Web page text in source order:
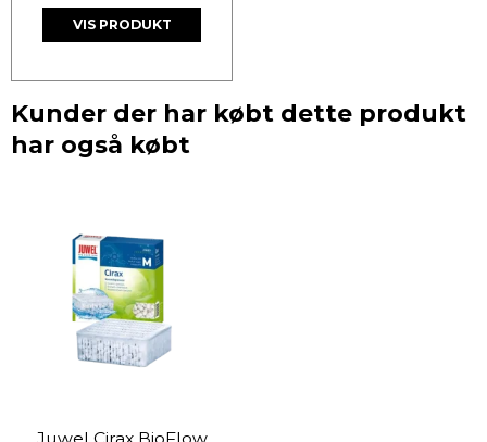
VIS PRODUKT
Kunder der har købt dette produkt
har også købt